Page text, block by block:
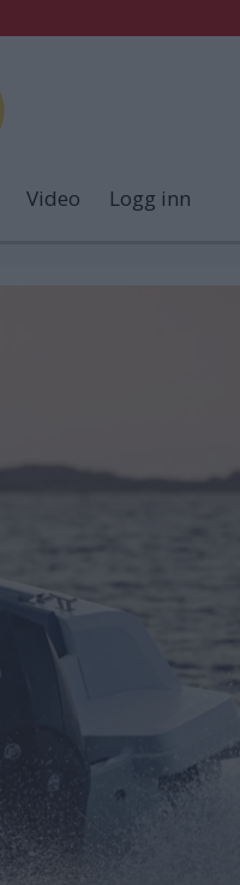
Video Logg inn